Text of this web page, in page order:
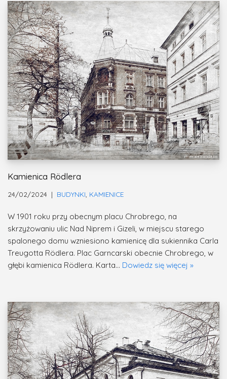
Kamienica Rödlera
24/02/2024 BUDYNKI KAMIENICE
W 1901 roku przy obecnym placu Chrobrego, na
skrzyżowaniu ulic Nad Niprem i Gizeli, w miejscu starego
spalonego domu wzniesiono kamienicę dla sukiennika Carla
Treugotta Rödlera. Plac Garncarski obecnie Chrobrego, w
głębi kamienica Rödlera. Karta… Dowiedz się więcej »